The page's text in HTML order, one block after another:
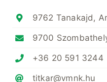
9762 Tanakajd,
9700
+36 20 591 3244
titkar@vmnk.hu